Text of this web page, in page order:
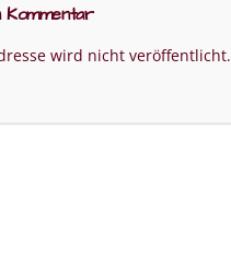
Kommentar
wird nicht veröffentlicht.